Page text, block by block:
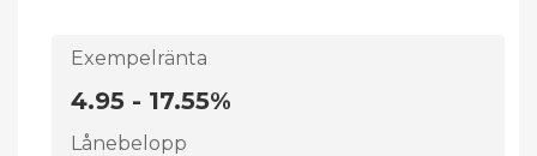
Exempelränta
4.95 - 17.55%
Lånebelopp